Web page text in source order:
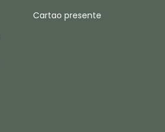
Cartao presente